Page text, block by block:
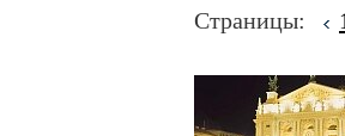
Страницы: